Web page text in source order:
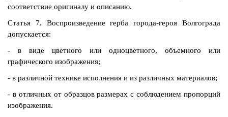
соответствие оригиналу и описанию.
Статья 7. Воспроизведение герба города-героя Волгограда
допускается:
- в виде цветного или одноцветного, объемного или
графического изображения;
- в различной технике исполнения и из различных материалов;
- в отличных от образцов размерах с соблюдением пропорций
изображения.